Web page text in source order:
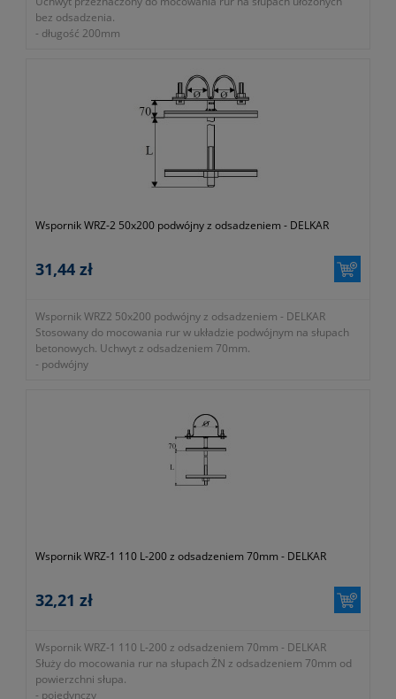
bez odsadzenia.
- długość 200mm
- dawny symbol 0-344-000-000-000
- symbol producenta EP-UC-WR1-75X200
Wspornik WRZ-2 50x200 podwójny z odsadzeniem - DELKAR
31,44 zł
Wspornik WRZ2 50x200 podwójny z odsadzeniem - DELKAR
Stosowany do mocowania rur w układzie podwójnym na słupach
betonowych. Uchwyt z odsadzeniem 70mm.
- podwójny
- okres gwarancji 12 miesięcy (lub dłużej zgodnie z wytycznymi
- dawny symbol 0-315-000-000-000
- symbol producenta EP-UC-WRZ2-50X200
Wspornik WRZ-1 110 L-200 z odsadzeniem 70mm - DELKAR
32,21 zł
Wspornik WRZ-1 110 L-200 z odsadzeniem 70mm - DELKAR
Służy do mocowania rur na słupach ŻN z odsadzeniem 70mm od
powierzchni słupa.
- pojedynczy